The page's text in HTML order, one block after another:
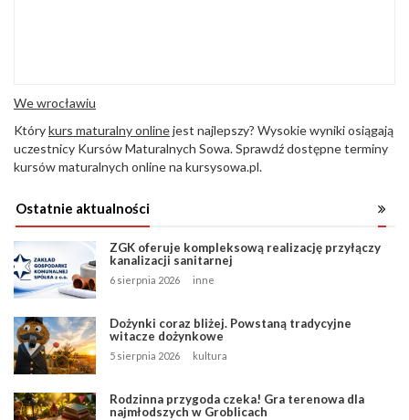
We wrocławiu
Którykurs maturalny onlinejest najlepszy? Wysokie wyniki osiągają
uczestnicy Kursów Maturalnych Sowa. Sprawdź dostępne terminy
kursów maturalnych online na kursysowa.pl.
Ostatnie aktualności
ZGK oferuje kompleksową realizację przyłączy
kanalizacji sanitarnej
6 sierpnia 2026 inne
Dożynki coraz bliżej. Powstaną tradycyjne
witacze dożynkowe
5 sierpnia 2026 kultura
Rodzinna przygoda czeka! Gra terenowa dla
najmłodszych w Groblicach